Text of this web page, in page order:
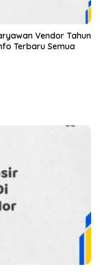
Vendor Tahun
Terbaru Semua